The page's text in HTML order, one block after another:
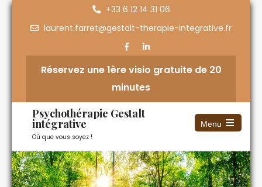
+33 6 12 14 31 06
laurent.farret@gestalt-therapie-integrative.fr
Réservez une 1ère visio gratuite de 20
minutes
Psychothérapie Gestalt
intégrative
Où que vous soyez !
Menu